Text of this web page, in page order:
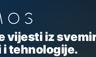
vijesti iz
i tehnologije.